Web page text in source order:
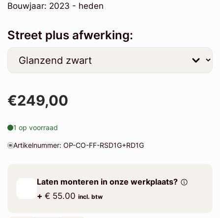
Bouwjaar: 2023 - heden
Street plus afwerking:
€249,00
1 op voorraad
Artikelnummer: OP-CO-FF-RSD1G+RD1G
Laten monteren in onze werkplaats?
+ € 55.00 incl. btw